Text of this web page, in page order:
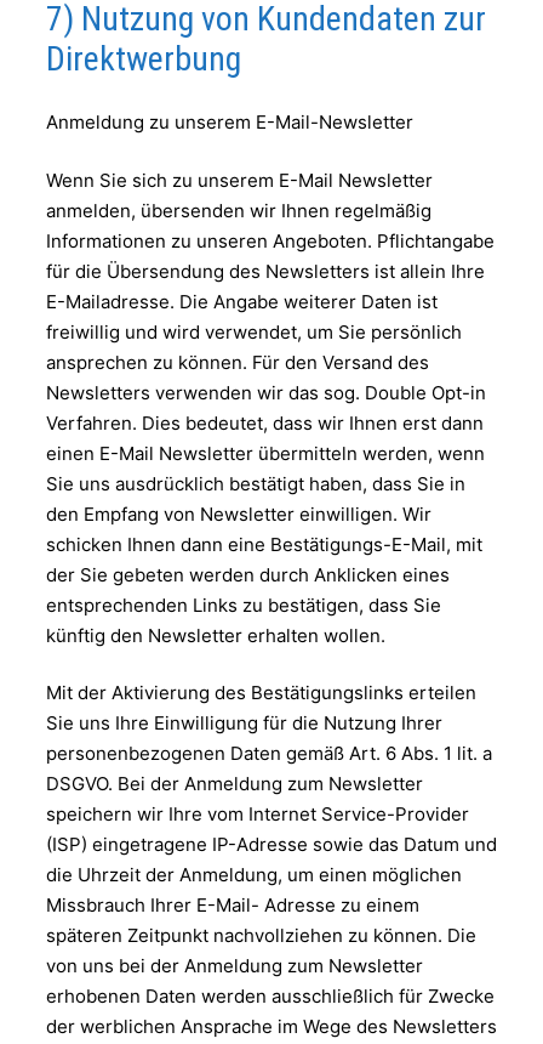
7) Nutzung von Kundendaten zur
Direktwerbung
Anmeldung zu unserem E-Mail-Newsletter
Wenn Sie sich zu unserem E-Mail Newsletter
anmelden, übersenden wir Ihnen regelmäßig
Informationen zu unseren Angeboten. Pflichtangabe
für die Übersendung des Newsletters ist allein Ihre
E-Mailadresse. Die Angabe weiterer Daten ist
freiwillig und wird verwendet, um Sie persönlich
ansprechen zu können. Für den Versand des
Newsletters verwenden wir das sog. Double Opt-in
Verfahren. Dies bedeutet, dass wir Ihnen erst dann
einen E-Mail Newsletter übermitteln werden, wenn
Sie uns ausdrücklich bestätigt haben, dass Sie in
den Empfang von Newsletter einwilligen. Wir
schicken Ihnen dann eine Bestätigungs-E-Mail, mit
der Sie gebeten werden durch Anklicken eines
entsprechenden Links zu bestätigen, dass Sie
künftig den Newsletter erhalten wollen.
Mit der Aktivierung des Bestätigungslinks erteilen
Sie uns Ihre Einwilligung für die Nutzung Ihrer
personenbezogenen Daten gemäß Art. 6 Abs. 1 lit. a
DSGVO. Bei der Anmeldung zum Newsletter
speichern wir Ihre vom Internet Service-Provider
(ISP) eingetragene IP-Adresse sowie das Datum und
die Uhrzeit der Anmeldung, um einen möglichen
Missbrauch Ihrer E-Mail- Adresse zu einem
späteren Zeitpunkt nachvollziehen zu können. Die
von uns bei der Anmeldung zum Newsletter
erhobenen Daten werden ausschließlich für Zwecke
der werblichen Ansprache im Wege des Newsletters